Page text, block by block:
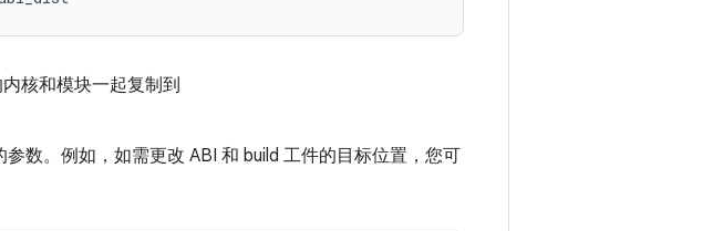
核和模块一起复制到
数。例如，如需更改 ABI 和 build 工件的目标位置，您可